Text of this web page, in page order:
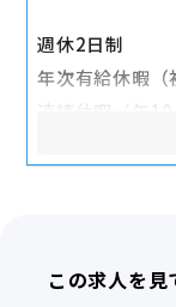
交通費全額支
産休・育休
週休2日制
年次有給休暇（
連続休暇（年
慶弔休暇、生
この求人を